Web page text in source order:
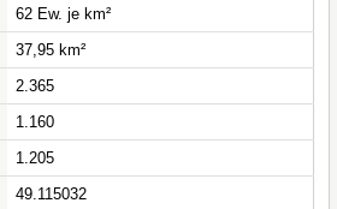
62 Ew. je km²
37,95 km²
2.365
1.160
1.205
49.115032